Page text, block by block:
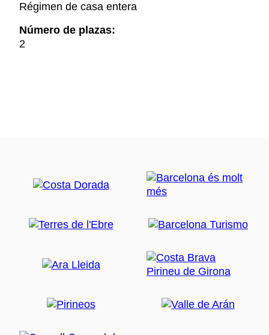
Régimen de casa entera
Número de plazas:
2